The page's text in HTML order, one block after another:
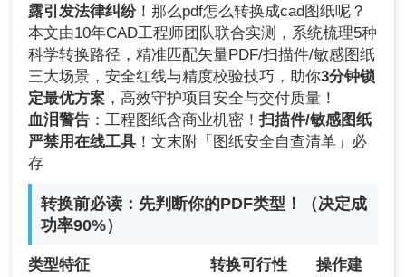
露引发法律纠纷！那么pdf怎么转换成cad图纸呢？
本文由10年CAD工程师团队联合实测，系统梳理5种
科学转换路径，精准匹配矢量PDF/扫描件/敏感图纸
三大场景，安全红线与精度校验技巧，助你3分钟锁
定最优方案 ，高效守护项目安全与交付质量！
血泪警告 ：工程图纸含商业机密！扫描件/敏感图纸
严禁用在线工具 ！文末附「图纸安全自查清单」必
存
转换前必读：先判断你的PDF类型！（决定成
功率90%）
类型特征 转换可行性
操作建